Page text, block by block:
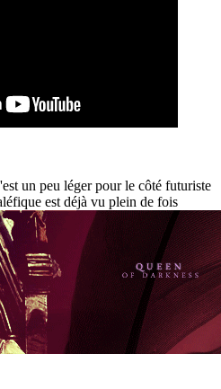
un peu léger pour le côté futuriste
est déjà vu plein de fois